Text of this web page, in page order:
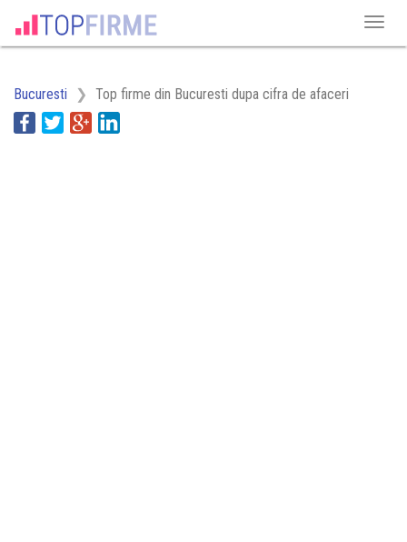
Bucuresti Top firme din Bucuresti dupa cifra de afaceri